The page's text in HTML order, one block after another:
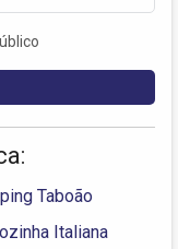
Taboão
Italiana